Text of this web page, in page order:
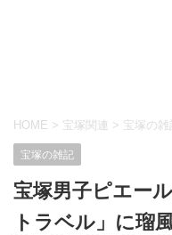
HOME > 宝塚関連 > 宝塚の雑
宝塚の雑記
宝塚男子ピエー
トラベル」に瑠